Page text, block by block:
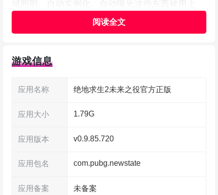
域照明、自动实例化、自动曝光这些东西被用上
了，目的是在不拖慢帧率的前提下，把次世代手机
来看看你要玩的这款由 KRAFTON 推出的
区里拼命活到最后。玩法节奏快、刺激感强，目标
炸，画面更接近真实，你会见到一些有意思的道具
和机制，比如战斗无人机、战术翻滚之类的玩意
游戏信息
应用名称 绝地求生2未来之役官方正版
应用大小 1.79G
应用版本 v0.9.85.720
应用包名 com.pubg.newstate
应用备案 未备案